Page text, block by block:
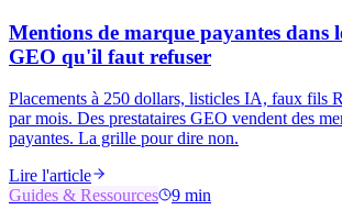
Mentions de marque payantes dans
GEO qu'il faut refuser
Placements à 250 dollars, listicles IA, faux fils
par mois. Des prestataires GEO vendent des
payantes. La grille pour dire non.
Lire l'article
Guides & Ressources
9 min